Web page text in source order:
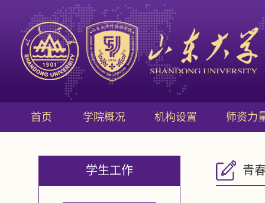
首页 学院概况 机构设置 师资力
学生工作 青